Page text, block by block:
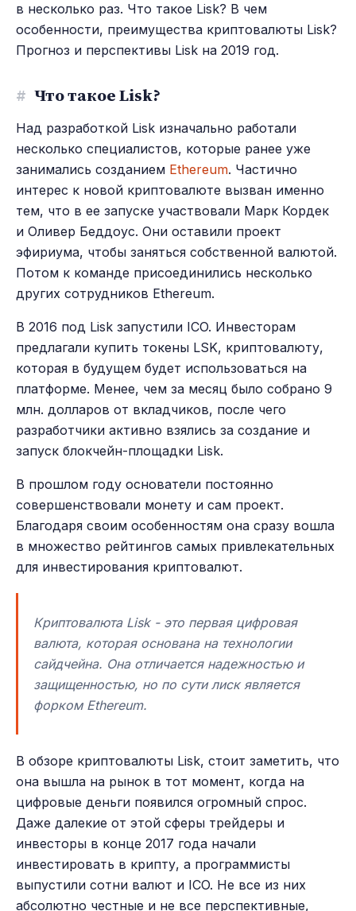
в несколько раз. Что такое Lisk? В чем
особенности, преимущества криптовалюты Lisk?
Прогноз и перспективы Lisk на 2019 год.
# Что такое Lisk?
Над разработкой Lisk изначально работали
несколько специалистов, которые ранее уже
занимались созданием Ethereum. Частично
интерес к новой криптовалюте вызван именно
тем, что в ее запуске участвовали Марк Кордек
и Оливер Беддоус. Они оставили проект
эфириума, чтобы заняться собственной валютой.
Потом к команде присоединились несколько
других сотрудников Ethereum.
В 2016 под Lisk запустили ICO. Инвесторам
предлагали купить токены LSK, криптовалюту,
которая в будущем будет использоваться на
платформе. Менее, чем за месяц было собрано 9
млн. долларов от вкладчиков, после чего
разработчики активно взялись за создание и
запуск блокчейн-площадки Lisk.
В прошлом году основатели постоянно
совершенствовали монету и сам проект.
Благодаря своим особенностям она сразу вошла
в множество рейтингов самых привлекательных
для инвестирования криптовалют.
Криптовалюта Lisk - это первая цифровая
валюта, которая основана на технологии
сайдчейна. Она отличается надежностью и
защищенностью, но по сути лиск является
форком Ethereum.
В обзоре криптовалюты Lisk, стоит заметить, что
она вышла на рынок в тот момент, когда на
цифровые деньги появился огромный спрос.
Даже далекие от этой сферы трейдеры и
инвесторы в конце 2017 года начали
инвестировать в крипту, а программисты
выпустили сотни валют и ICO. Не все из них
абсолютно честные и не все перспективные,